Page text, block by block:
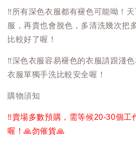
‼️ 所有深色衣服都有褪色可能呦！
服，再貴也會脫色，多清洗幾次把
比較好了喔！
‼️深色衣服容易褪色的衣服請跟淺
衣服單獨手洗比較安全喔！
購物須知
‼️賣場多數預購，需等候20-30個工
喔！🙏勿催貨🙏